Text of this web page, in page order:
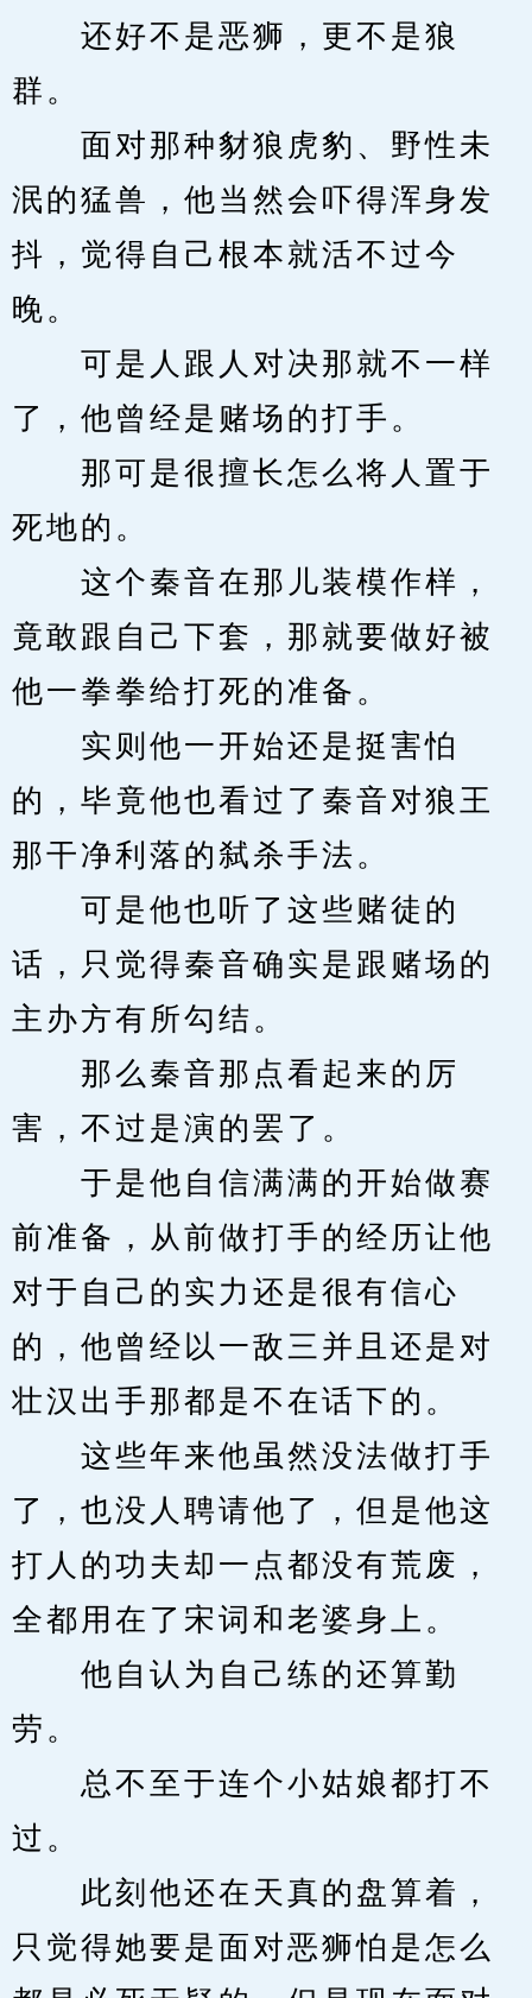
还好不是恶狮，更不是狼
群。
面对那种豺狼虎豹、野性未
泯的猛兽，他当然会吓得浑身发
抖，觉得自己根本就活不过今
晚。
可是人跟人对决那就不一样
了，他曾经是赌场的打手。
那可是很擅长怎么将人置于
死地的。
这个秦音在那儿装模作样，
竟敢跟自己下套，那就要做好被
他一拳拳给打死的准备。
实则他一开始还是挺害怕
的，毕竟他也看过了秦音对狼王
那干净利落的弑杀手法。
可是他也听了这些赌徒的
话，只觉得秦音确实是跟赌场的
主办方有所勾结。
那么秦音那点看起来的厉
害，不过是演的罢了。
于是他自信满满的开始做赛
前准备，从前做打手的经历让他
对于自己的实力还是很有信心
的，他曾经以一敌三并且还是对
壮汉出手那都是不在话下的。
这些年来他虽然没法做打手
了，也没人聘请他了，但是他这
打人的功夫却一点都没有荒废，
全都用在了宋词和老婆身上。
他自认为自己练的还算勤
劳。
总不至于连个小姑娘都打不
过。
此刻他还在天真的盘算着，
只觉得她要是面对恶狮怕是怎么